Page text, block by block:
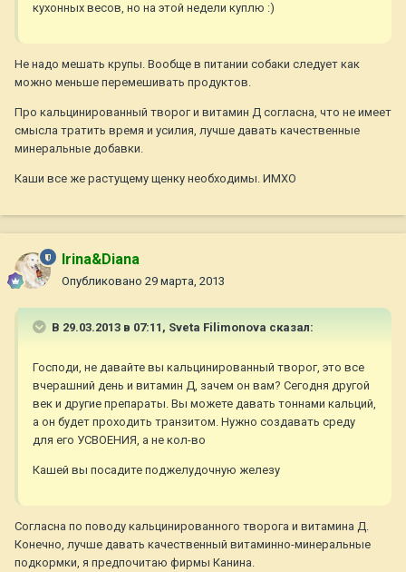
кухонных весов, но на этой недели куплю :)
Не надо мешать крупы. Вообще в питании собаки следует как
можно меньше перемешивать продуктов.
Про кальцинированный творог и витамин Д согласна, что не имеет
смысла тратить время и усилия, лучше давать качественные
минеральные добавки.
Каши все же растущему щенку необходимы. ИМХО
Irina&Diana
Опубликовано 29 марта, 2013
В 29.03.2013 в 07:11, Sveta Filimonova сказал:
Господи, не давайте вы кальцинированный творог, это все
вчерашний день и витамин Д, зачем он вам? Сегодня другой
век и другие препараты. Вы можете давать тоннами кальций,
а он будет проходить транзитом. Нужно создавать среду
для его УСВОЕНИЯ, а не кол-во
Кашей вы посадите поджелудочную железу
Согласна по поводу кальцинированного творога и витамина Д.
Конечно, лучше давать качественный витаминно-минеральные
подкормки, я предпочитаю фирмы Канина.